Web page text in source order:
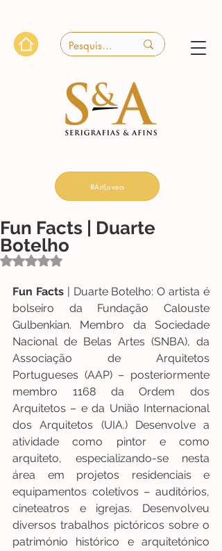
#ArtLovers
Fun Facts | Duarte
Botelho
Avaliado com NaN de 5 estrelas.
Fun Facts | Duarte Botelho: O artista é
bolseiro da Fundação Calouste
Gulbenkian. Membro da Sociedade
Nacional de Belas Artes (SNBA), da
Associação de Arquitetos
Portugueses (AAP) – posteriormente
membro 1168 da Ordem dos
Arquitetos – e da União Internacional
dos Arquitetos (UIA.) Desenvolve a
atividade como pintor e como
arquiteto, especializando-se nesta
área em projetos residenciais e
equipamentos coletivos – auditórios,
cineteatros e igrejas. Desenvolveu
diversos trabalhos pictóricos sobre o
património histórico e arquitetónico